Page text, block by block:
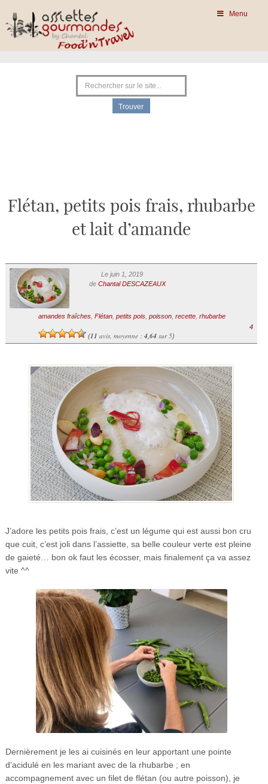
Menu
Flétan, petits pois frais, rhubarbe
et lait d’amande
Le juin 1, 2019
de Chantal DESCAZEAUX
amandes fraîches, Flétan, petits pois, poisson, recette, rhubarbe
(11 avis, moyenne : 4,64sur 5)
4
J’adore les petits pois frais, c’est un légume qui est aussi bon cru
que cuit, c’est joli dans l’assiette, sa belle couleur verte est pleine
de gaieté… bon ok faut les écosser, mais finalement ça va assez
vite ^^
Dernièrement je les ai cuisinés en leur apportant une pointe
d’acidulé en les mariant avec de la rhubarbe ; en
accompagnement avec un filet de flétan (ou autre poisson), je